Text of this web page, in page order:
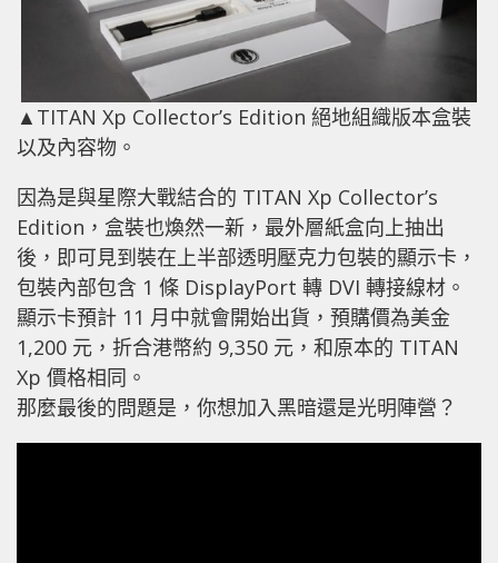
▲TITAN Xp Collector’s Edition 絕地組織版本盒裝
以及內容物。
因為是與星際大戰結合的 TITAN Xp Collector’s
Edition，盒裝也煥然一新，最外層紙盒向上抽出
後，即可見到裝在上半部透明壓克力包裝的顯示卡，
包裝內部包含 1 條 DisplayPort 轉 DVI 轉接線材。
顯示卡預計 11 月中就會開始出貨，預購價為美金
1,200 元，折合港幣約 9,350 元，和原本的 TITAN
Xp 價格相同。
那麼最後的問題是，你想加入黑暗還是光明陣營？